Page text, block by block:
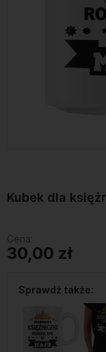
Kubek dla
Cena:
30,00 zł
Sprawdź także: